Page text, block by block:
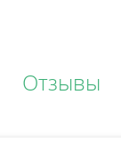
Отзывы